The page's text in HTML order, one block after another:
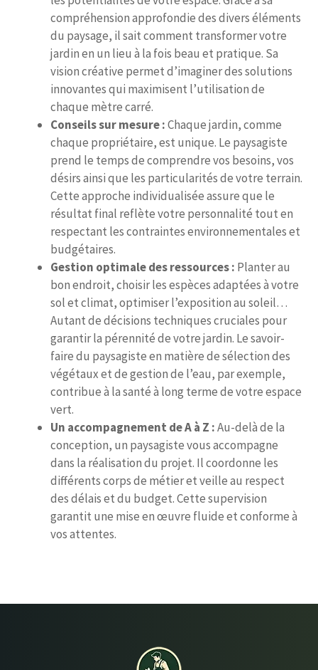
compréhension approfondie des divers éléments
du paysage, il sait comment transformer votre
jardin en un lieu à la fois beau et pratique. Sa
vision créative permet d’imaginer des solutions
innovantes qui maximisent l’utilisation de
chaque mètre carré.
Conseils sur mesure :Chaque jardin, comme
chaque propriétaire, est unique. Le paysagiste
prend le temps de comprendre vos besoins, vos
désirs ainsi que les particularités de votre terrain.
Cette approche individualisée assure que le
résultat final reflète votre personnalité tout en
respectant les contraintes environnementales et
budgétaires.
Gestion optimale des ressources : Planter au
bon endroit, choisir les espèces adaptées à votre
sol et climat, optimiser l’exposition au soleil…
Autant de décisions techniques cruciales pour
garantir la pérennité de votre jardin. Le savoir-
faire du paysagiste en matière de sélection des
végétaux et de gestion de l’eau, par exemple,
contribue à la santé à long terme de votre espace
vert.
Un accompagnement de A à Z :Au-delà de la
conception, un paysagiste vous accompagne
dans la réalisation du projet. Il coordonne les
différents corps de métier et veille au respect
des délais et du budget. Cette supervision
garantit une mise en œuvre fluide et conforme à
vos attentes.